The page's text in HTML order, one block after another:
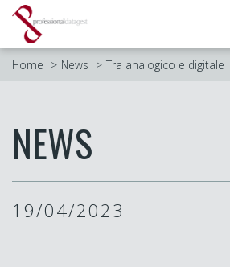
Home News Tra analogico e digitale
NEWS
19/04/2023